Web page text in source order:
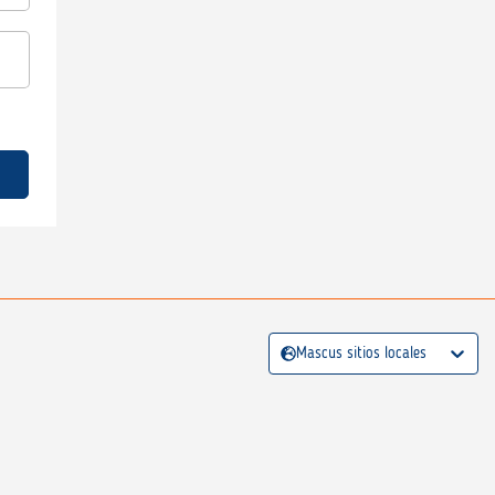
Mascus sitios locales